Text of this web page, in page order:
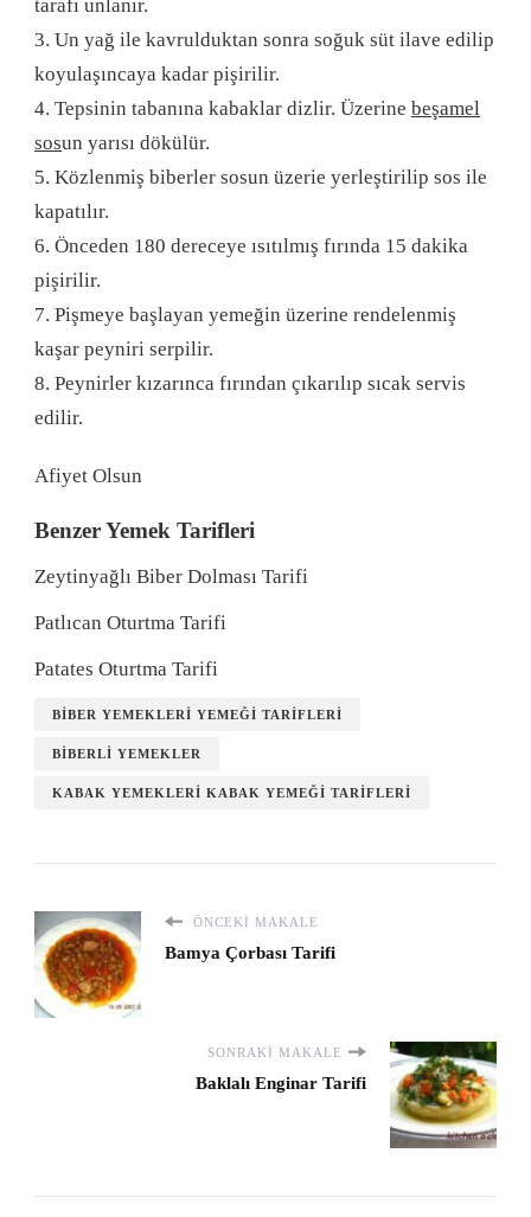
tarafı unlanır.
3. Un yağ ile kavrulduktan sonra soğuk süt ilave edilip
koyulaşıncaya kadar pişirilir.
4. Tepsinin tabanına kabaklar dizlir. Üzerine beşamel
sosun yarısı dökülür.
5. Közlenmiş biberler sosun üzerie yerleştirilip sos ile
kapatılır.
6. Önceden 180 dereceye ısıtılmış fırında 15 dakika
pişirilir.
7. Pişmeye başlayan yemeğin üzerine rendelenmiş
kaşar peyniri serpilir.
8. Peynirler kızarınca fırından çıkarılıp sıcak servis
edilir.
Afiyet Olsun
Benzer Yemek Tarifleri
Zeytinyağlı Biber Dolması Tarifi
Patlıcan Oturtma Tarifi
Patates Oturtma Tarifi
BIBER YEMEKLERI YEMEĞI TARIFLERI
BIBERLI YEMEKLER
KABAK YEMEKLERI KABAK YEMEĞI TARIFLERI
ÖNCEKI MAKALE
Bamya Çorbası Tarifi
SONRAKI MAKALE
Baklalı Enginar Tarifi